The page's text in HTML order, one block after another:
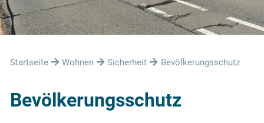
Startseite Wohnen Sicherheit Bevölkerungsschutz
Bevölkerungsschutz